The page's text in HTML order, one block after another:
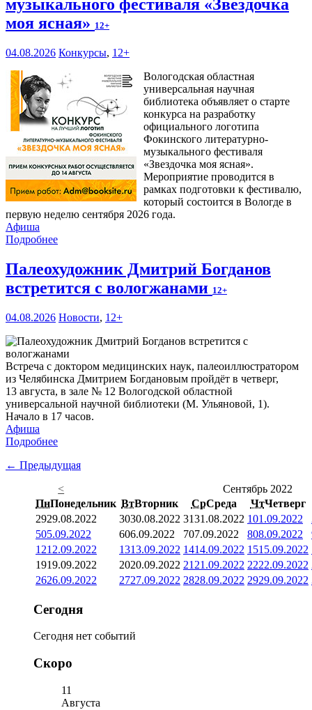
музыкального фестиваля «Звездочка
моя ясная» 12+
04.08.2026 Конкурсы, 12+
Вологодская областная
универсальная научная
библиотека объявляет о старте
конкурса на разработку
официального логотипа
Фокинского литературно-
музыкального фестиваля
«Звездочка моя ясная».
Мероприятие проводится в
рамках подготовки к фестивалю,
который состоится в Вологде в
первую неделю сентября 2026 года.
Афиша
Подробнее
Палеохудожник Дмитрий Богданов
встретится с вологжанами 12+
04.08.2026 Новости, 12+
Встреча с доктором медицинских наук, палеоиллюстратором
из Челябинска Дмитрием Богдановым пройдёт в четверг,
13 августа, в зале № 12 Вологодской областной
универсальной научной библиотеки (М. Ульяновой, 1).
Начало в 17 часов.
Афиша
Подробнее
← Предыдущая
<
Сентябрь 2022
ПнПонедельник ВтВторник СрСреда ЧтЧетверг
2929.08.2022 3030.08.2022 3131.08.2022 101.09.2022
505.09.2022 606.09.2022 707.09.2022 808.09.2022
1212.09.2022 1313.09.2022 1414.09.2022 1515.09.2022
1919.09.2022 2020.09.2022 21 21.09.2022 2222.09.2022
2626.09.2022 2727.09.2022 2828.09.2022 2929.09.2022
Сегодня
Сегодня нет событий
Скоро
11
Августа